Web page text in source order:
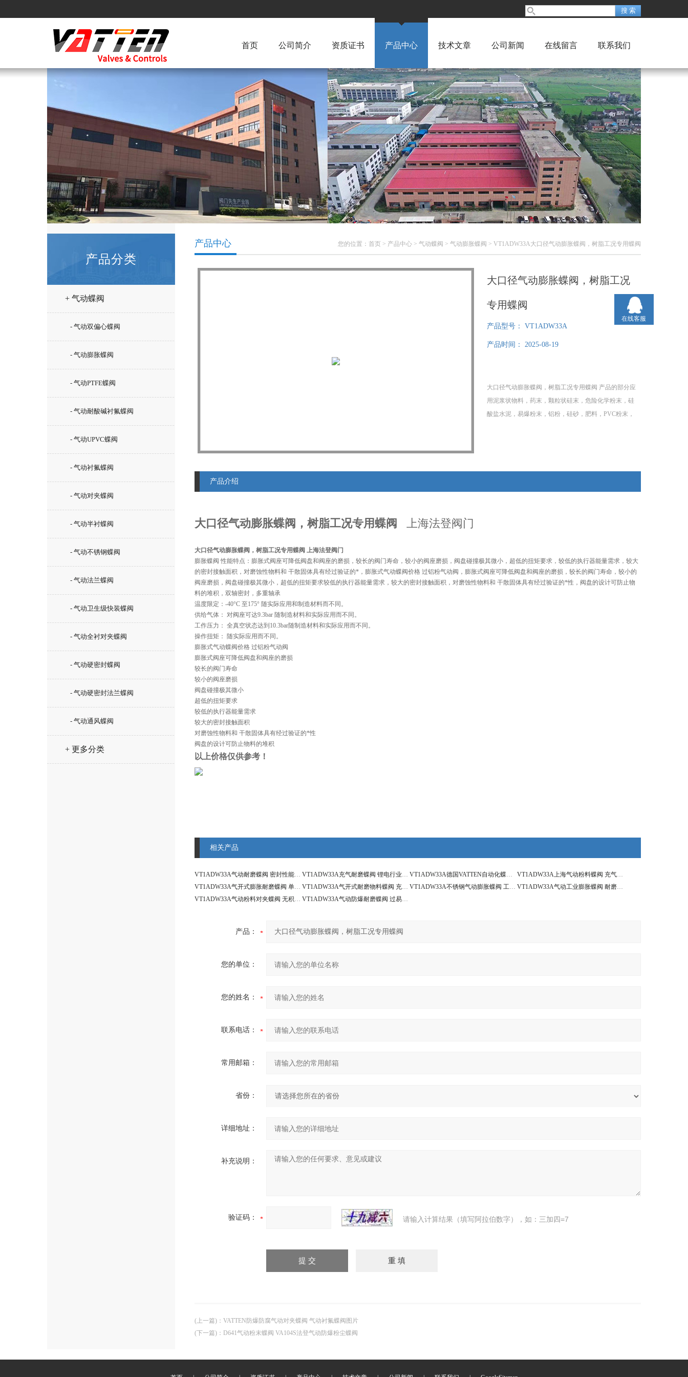
首页 公司简介 资质证书 产品中心 技术文章 公司新闻 在线留言 联系我们
产品分类
+ 气动蝶阀
- 气动双偏心蝶阀
- 气动膨胀蝶阀
- 气动PTFE蝶阀
- 气动耐酸碱衬氟蝶阀
- 气动UPVC蝶阀
- 气动衬氟蝶阀
- 气动对夹蝶阀
- 气动半衬蝶阀
- 气动不锈钢蝶阀
- 气动法兰蝶阀
- 气动卫生级快装蝶阀
- 气动全衬对夹蝶阀
- 气动硬密封蝶阀
- 气动硬密封法兰蝶阀
- 气动通风蝶阀
+ 更多分类
您的位置： 首页 > 产品中心 > 气动蝶阀 > 气动膨胀蝶阀 > VT1ADW33A大口径气动膨胀蝶阀，树脂工况专用蝶阀
产品中心
大口径气动膨胀蝶阀，树脂工况
专用蝶阀
产品型号： VT1ADW33A
产品时间： 2025-08-19
大口径气动膨胀蝶阀，树脂工况专用蝶阀 产品的部分应
用泥浆状物料，药末，颗粒状硅末，危险化学粉末，硅
酸盐水泥，易爆粉末，铝粉，硅砂，肥料，PVC粉末，
产品介绍
大口径气动膨胀蝶阀，树脂工况专用蝶阀 上海法登阀门
大口径气动膨胀蝶阀，树脂工况专用蝶阀 上海法登阀门
膨胀蝶阀 性能特点：膨胀式阀座可降低阀盘和阀座的磨损，较长的阀门寿命，较小的阀座磨损，阀盘碰撞极其微小，超低的扭矩要求，较低的执行器能量需求，较大
的密封接触面积，对磨蚀性物料和 干散固体具有经过验证的*，膨胀式气动蝶阀价格 过铝粉气动阀，膨胀式阀座可降低阀盘和阀座的磨损，较长的阀门寿命，较小的
阀座磨损，阀盘碰撞极其微小，超低的扭矩要求较低的执行器能量需求，较大的密封接触面积，对磨蚀性物料和 干散固体具有经过验证的*性，阀盘的设计可防止物
料的堆积，双轴密封，多重轴承
温度限定：-40°C 至175° 随实际应用和制造材料而不同。
供给气体： 对阀座可达9.3bar 随制造材料和实际应用而不同。
工作压力： 全真空状态达到10.3bar随制造材料和实际应用而不同。
操作扭矩： 随实际应用而不同。
膨胀式气动蝶阀价格 过铝粉气动阀
膨胀式阀座可降低阀盘和阀座的磨损
较长的阀门寿命
较小的阀座磨损
阀盘碰撞极其微小
超低的扭矩要求
较低的执行器能量需求
较大的密封接触面积
对磨蚀性物料和 干散固体具有经过验证的*性
阀盘的设计可防止物料的堆积
以上价格仅供参考！
相关产品
VT1ADW33A气动耐磨蝶阀 密封性能好 气动低压粉料蝶阀 VT1ADW33A充气耐磨蝶阀 锂电行业专用蝶阀 VT1ADW33A德国VATTEN自动化蝶阀系列 气动膨胀蝶阀
VT1ADW33A上海气动粉料蝶阀 充气式膨胀耐磨蝶阀
VT1ADW33A气开式膨胀耐磨蝶阀 单作用失气复位蝶阀
VT1ADW33A气开式耐磨物料蝶阀 充气式膨胀对夹蝶阀 VT1ADW33A不锈钢气动膨胀蝶阀 工业无聊输送蝶阀
VT1ADW33A气动工业膨胀蝶阀 耐磨损粉料蝶阀
VT1ADW33A气动粉料对夹蝶阀 无积料气动粉末蝶阀
VT1ADW33A气动防爆耐磨蝶阀 过易爆粉末介质气动蝶阀
产品：
您的单位：
您的姓名：
联系电话：
常用邮箱：
省份：
详细地址：
补充说明：
验证码： 请输入计算结果（填写阿拉伯数字），如：三加四=7
(上一篇) ： VATTEN防爆防腐气动对夹蝶阀 气动衬氟蝶阀图片
(下一篇) ： D641气动粉末蝶阀 VA104S法登气动防爆粉尘蝶阀
在线客服